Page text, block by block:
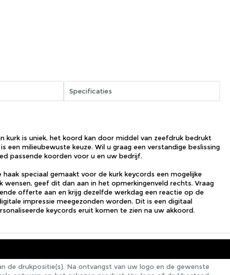
Specificaties
kurk is uniek, het koord kan door middel van zeefdruk bedrukt
een milieubewuste keuze. Wil u graag een verstandige beslissing
passende koorden voor u en uw bedrijf.
speciaal gemaakt voor de kurk keycords een mogelijke
wensen, geef dit dan aan in het opmerkingenveld rechts. Vraag
offerte aan en krijg dezelfde werkdag een reactie op de
impressie meegezonden worden. Dit is een digitaal
keycords eruit komen te zien na uw akkoord.
de drukpositie(s). Na ontvangst van uw logo en de gewenste